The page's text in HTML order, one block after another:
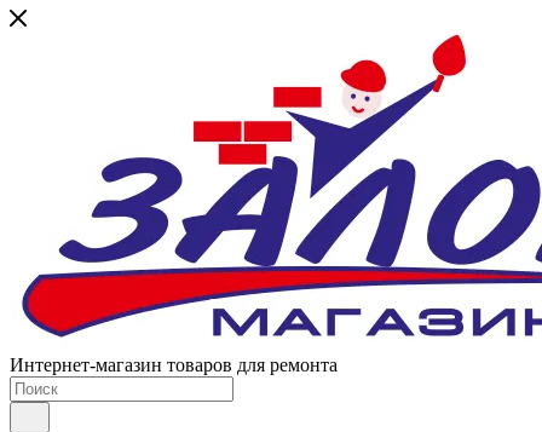
Интернет-магазин товаров для ремонта